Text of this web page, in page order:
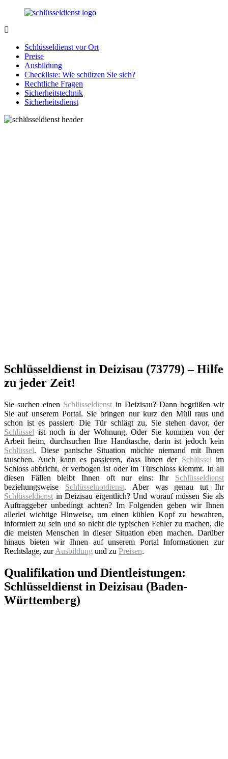
Zurück
Inhalt
Notlage
wird
gelöst!
Schlüsseldienst vor Ort
Preise
Ausbildung
Checkliste: Wie schützen Sie sich?
Rechtliche Fragen
Sicherheitstechnik
Sicherheitsdienst
Schlüsseldienst in Deizisau (73779) – Hilfe
zu jeder Zeit!
Sie suchen einen Schlüsseldienst in Deizisau? Dann begrüßen wir
Sie auf unserem Portal. Sie bringen nur kurz den Müll raus und
schon ist es passiert: Die Tür schlägt zu, Sie stehen davor, der
Schlüssel ist noch in der Wohnung. Oder Sie kommen von der
Arbeit heim, durchsuchen Ihre Handtasche, darin ist jedoch kein
Schlüssel. Diese panische Situation möchte niemand mit Ihnen
tauschen. Auch kann es passieren, dass Ihnen der Schlüssel im
Schloss abbricht, er verbogen ist oder im Türschloss klemmt. In all
diesen Fällen bleibt Ihnen oft nur eins: Ihr Schlüsseldienst
beziehungsweise Schlüsselnotdienst. Aber was genau tut Ihr
Schlüsseldienst in Deizisau eigentlich? Und worauf müssen Sie als
Auftraggeber unbedingt achten? Im Folgenden geben wir Ihnen
allerlei wichtige Hinweise, um einen kühlen Kopf zu bewahren,
informiert zu sein und so nicht die typischen Fehler zu machen, die
die meisten Menschen in dieser Situation eben machen. Darüber
hinaus bieten wir Ihnen auf unserem Portal Informationen zur
Rechtslage, zurAusbildung und zu Preisen.
Qualifikation und Dientleistungen:
Schlüsseldienst in Deizisau (Baden-
Württemberg)